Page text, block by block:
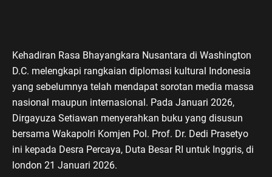
Kehadiran Rasa Bhayangkara Nusantara di Washington
D.C. melengkapi rangkaian diplomasi kultural Indonesia
yang sebelumnya telah mendapat sorotan media massa
nasional maupun internasional. Pada Januari 2026,
Dirgayuza Setiawan menyerahkan buku yang disusun
bersama Wakapolri Komjen Pol. Prof. Dr. Dedi Prasetyo
ini kepada Desra Percaya, Duta Besar RI untuk Inggris, di
london 21 Januari 2026.